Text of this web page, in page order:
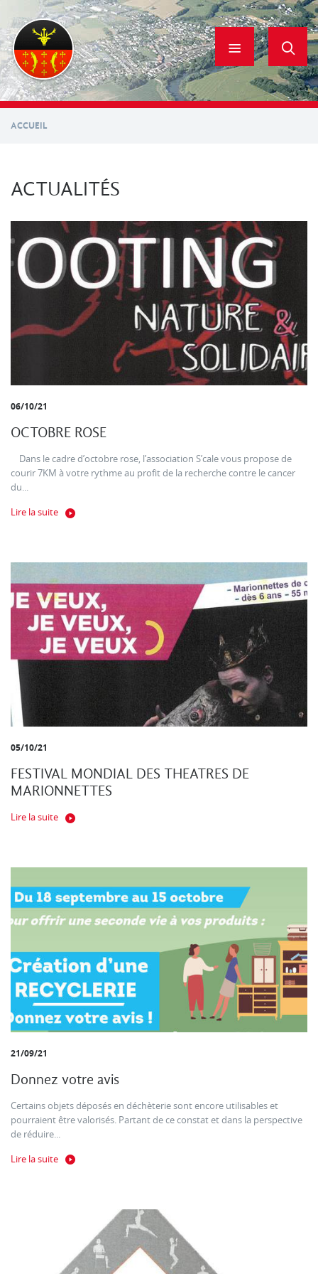
contenu
principal
ACCUEIL
ACTUALITÉS
06/10/21
OCTOBRE ROSE
Dans le cadre d’octobre rose, l’association S’cale vous propose de
courir 7KM à votre rythme au profit de la recherche contre le cancer
du...
Lire la suite
05/10/21
FESTIVAL MONDIAL DES THEATRES DE
MARIONNETTES
Lire la suite
21/09/21
Donnez votre avis
Certains objets déposés en déchèterie sont encore utilisables et
pourraient être valorisés. Partant de ce constat et dans la perspective
de réduire...
Lire la suite